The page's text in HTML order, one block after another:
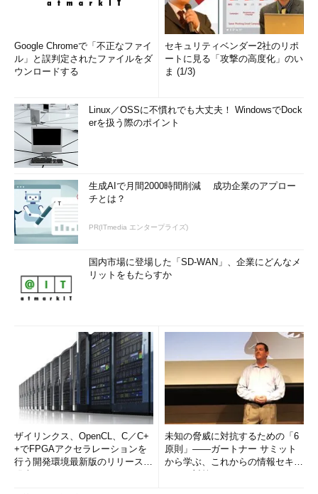
Google Chromeで「不正なファイ
ル」と誤判定されたファイルをダ
ウンロードする
セキュリティベンダー2社のリポ
ートに見る「攻撃の高度化」のい
ま (1/3)
Linux／OSSに不慣れでも大丈夫！ WindowsでDock
erを扱う際のポイント
生成AIで月間2000時間削減 成功企業のアプロー
チとは？
PR(ITmedia エンタープライズ)
国内市場に登場した「SD-WAN」、企業にどんなメ
リットをもたらすか
ザイリンクス、OpenCL、C／C+
+でFPGAアクセラレーションを
行う開発環境最新版のリリースを
未知の脅威に対抗するための「6
原則」――ガートナー サミット
から学ぶ、これからの情報セキュ